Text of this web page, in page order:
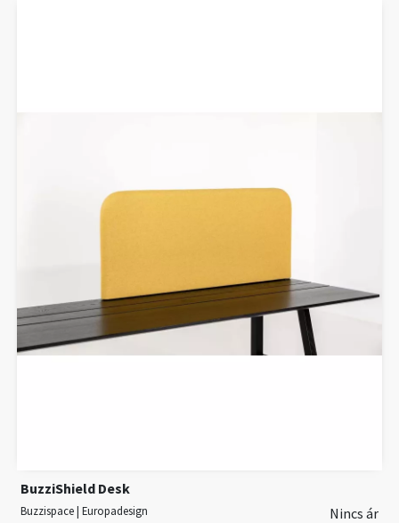
BuzziShield Desk
Buzzispace | Europadesign Nincs ár